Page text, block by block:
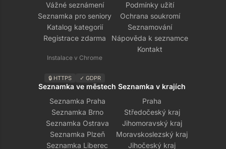
Vážné seznámení
Seznamka pro seniory
Katalog kategorií
Registrace zdarma
Instalace v Chrome
🔒 HTTPS ✓ GDPR
Podmínky užití
Ochrana soukromí
Seznamování
Nápověda k seznamce
Kontakt
Seznamka ve městech
Seznamka Praha
Seznamka Brno
Seznamka Ostrava
Seznamka Plzeň
Seznamka Liberec
Seznamka v krajích
Praha
Středočeský kraj
Jihomoravský kraj
Moravskoslezský kraj
Jihočeský kraj